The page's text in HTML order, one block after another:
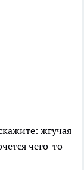
жгучая
чего-то